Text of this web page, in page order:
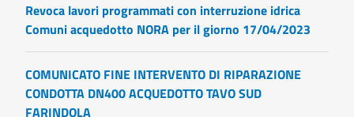
Revoca lavori programmati con interruzione idrica
Comuni acquedotto NORA per il giorno 17/04/2023
COMUNICATO FINE INTERVENTO DI RIPARAZIONE
CONDOTTA DN400 ACQUEDOTTO TAVO SUD
FARINDOLA